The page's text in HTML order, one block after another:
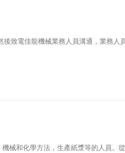
致電佳龍機械業務人員溝通，業務人
和化學方法，生產紙漿等的人員。